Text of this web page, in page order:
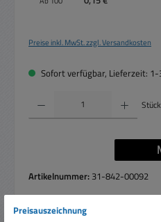
Preise inkl. MwSt. zzgl. Versandkosten
Sofort verfügbar, Lieferzeit: 1-
Produkt Anzahl: Gib den gewünschten
Stück
Artikelnummer: 31-842-00092
Preisauszeichnung